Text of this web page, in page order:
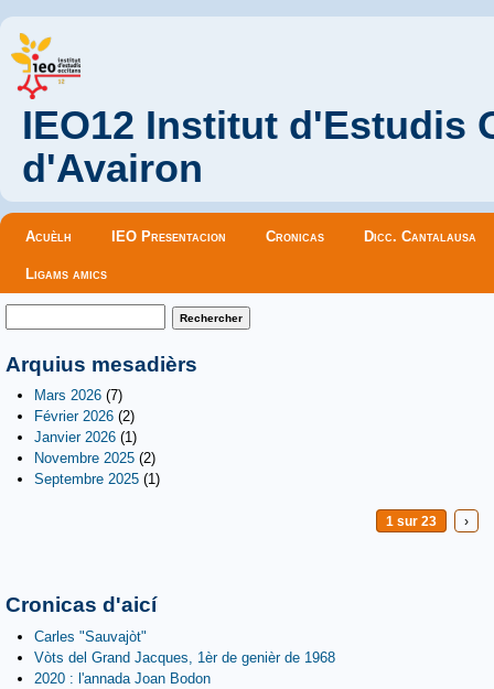
IEO12 Institut d'Estudis
d'Avairon
Menu principal
Acuèlh IEO Presentacion Cronicas Dicc. Cantalausa
Ligams amics
Formulaire de recherche
Arquius mesadièrs
Mars 2026 (7)
Février 2026 (2)
Janvier 2026 (1)
Novembre 2025 (2)
Septembre 2025 (1)
1 sur 23 ›
Cronicas d'aicí
Carles "Sauvajòt"
Vòts del Grand Jacques, 1èr de genièr de 1968
2020 : l'annada Joan Bodon